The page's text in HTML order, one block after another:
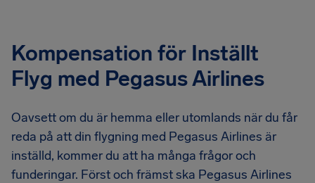
Kompensation för Inställt
Flyg med Pegasus Airlines
Oavsett om du är hemma eller utomlands när du får
reda på att din flygning med Pegasus Airlines är
inställd, kommer du att ha många frågor och
funderingar. Först och främst ska Pegasus Airlines